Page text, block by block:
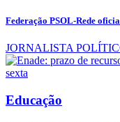
Federação PSOL-Rede
JORNALISTA
Educação